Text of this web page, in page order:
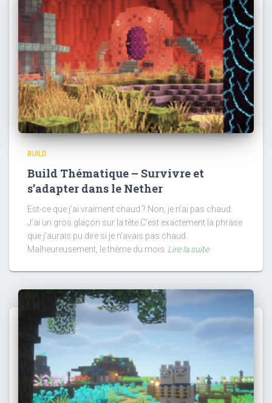
BUILD
Build Thématique – Survivre et
s’adapter dans le Nether
Est-ce que j’ai vraiment chaud ? Non, je n’ai pas chaud.
J’ai un gros glaçon sur la tête.C’est exactement la phrase
que j’aurais pu dire si je n’avais pas chaud.
Malheureusement, le thème du mois Lire la suite